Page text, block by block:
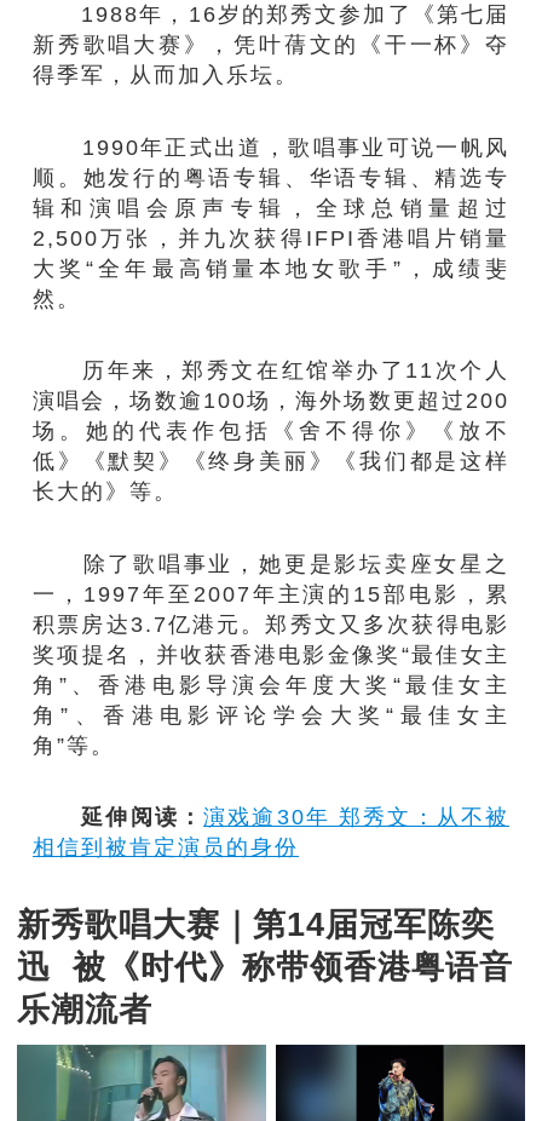
1988年，16岁的郑秀文参加了《第七届
新秀歌唱大赛》，凭叶蒨文的《干一杯》夺
得季军，从而加入乐坛。
1990年正式出道，歌唱事业可说一帆风
顺。她发行的粤语专辑、华语专辑、精选专
辑和演唱会原声专辑，全球总销量超过
2,500万张，并九次获得IFPI香港唱片销量
大奖“全年最高销量本地女歌手”，成绩斐
然。
历年来，郑秀文在红馆举办了11次个人
演唱会，场数逾100场，海外场数更超过200
场。她的代表作包括《舍不得你》《放不
低》《默契》《终身美丽》《我们都是这样
长大的》等。
除了歌唱事业，她更是影坛卖座女星之
一，1997年至2007年主演的15部电影，累
积票房达3.7亿港元。郑秀文又多次获得电影
奖项提名，并收获香港电影金像奖“最佳女主
角”、香港电影导演会年度大奖“最佳女主
角”、香港电影评论学会大奖“最佳女主
角”等。
延伸阅读：演戏逾30年 郑秀文：从不被
相信到被肯定演员的身份
新秀歌唱大赛｜第14届冠军陈奕
迅 被《时代》称带领香港粤语音
乐潮流者